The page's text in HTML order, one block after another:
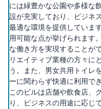
には緑豊かな公園や多様な
設が充実しており、ビジネ
最適な環境を提供していま
用可能な点が挙げられます
な働き方を実現することが
リエイティブ業種の方々に
う。また、男女共用トイレ
ーに関わらず快適に利用で
このビルは店舗や飲食店、
り、ビジネスの用途に応じ